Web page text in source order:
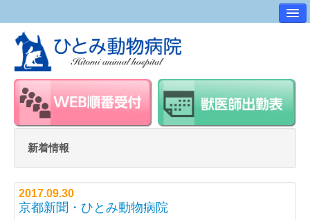
病院案内
交通アクセス
ワンポイントアドバイス
スタッフ紹介
求人・採用情報
新着情報
2017.09.30
京都新聞・ひとみ動物病院